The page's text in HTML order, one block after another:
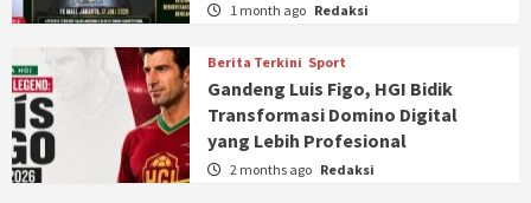
1 month ago Redaksi
Berita Terkini Sport
Gandeng Luis Figo, HGI Bidik
Transformasi Domino Digital
yang Lebih Profesional
2 months ago Redaksi